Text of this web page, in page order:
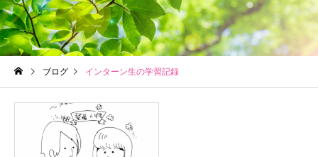
ブログ インターン生の学習記録